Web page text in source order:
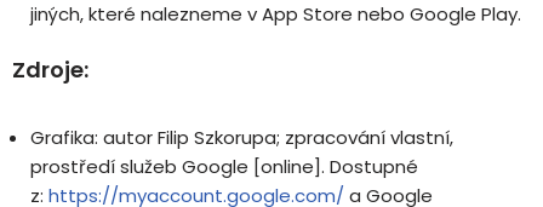
jiných, které nalezneme v App Store nebo Google Play.
Zdroje:
Grafika: autor Filip Szkorupa; zpracování vlastní,
prostředí služeb Google [online]. Dostupné
z: https://myaccount.google.com/ a Google